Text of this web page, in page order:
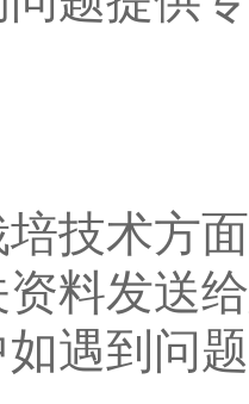
技术方
料发送
遇到问